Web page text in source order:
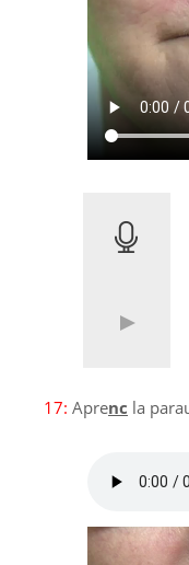
17: Aprenc la